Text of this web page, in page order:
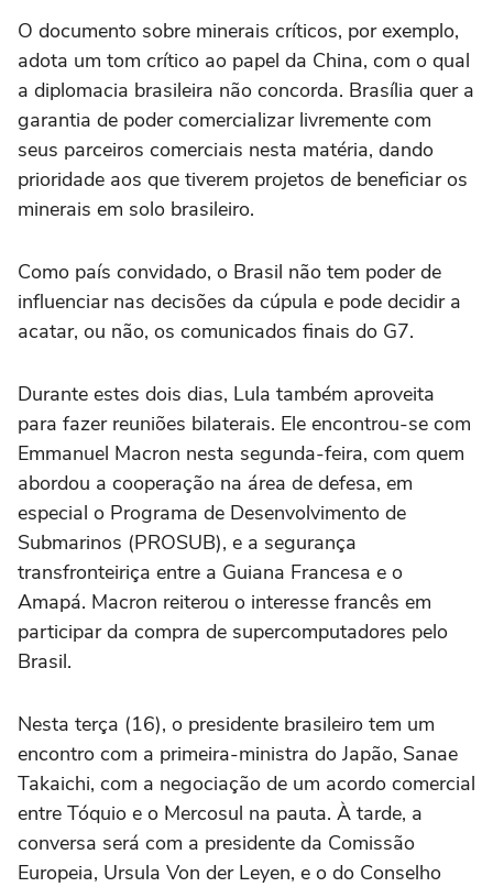
O documento sobre minerais críticos, por exemplo,
adota um tom crítico ao papel da China, com o qual
a diplomacia brasileira não concorda. Brasília quer a
garantia de poder comercializar livremente com
seus parceiros comerciais nesta matéria, dando
prioridade aos que tiverem projetos de beneficiar os
minerais em solo brasileiro.
Como país convidado, o Brasil não tem poder de
influenciar nas decisões da cúpula e pode decidir a
acatar, ou não, os comunicados finais do G7.
Durante estes dois dias, Lula também aproveita
para fazer reuniões bilaterais. Ele encontrou-se com
Emmanuel Macron nesta segunda-feira, com quem
abordou a cooperação na área de defesa, em
especial o Programa de Desenvolvimento de
Submarinos (PROSUB), e a segurança
transfronteiriça entre a Guiana Francesa e o
Amapá. Macron reiterou o interesse francês em
participar da compra de supercomputadores pelo
Brasil.
Nesta terça (16), o presidente brasileiro tem um
encontro com a primeira-ministra do Japão, Sanae
Takaichi, com a negociação de um acordo comercial
entre Tóquio e o Mercosul na pauta. À tarde, a
conversa será com a presidente da Comissão
Europeia, Ursula Von der Leyen, e o do Conselho